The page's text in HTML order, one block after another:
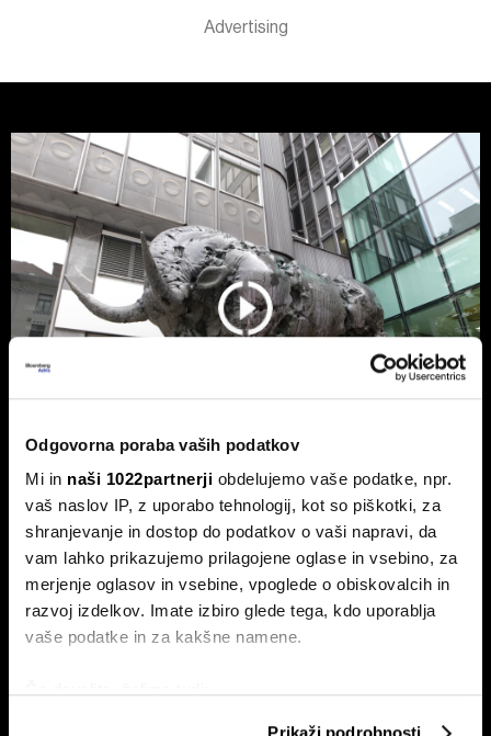
Odgovorna poraba vaših podatkov
Mi in naši 1022partnerji obdelujemo vaše podatke, npr.
vaš naslov IP, z uporabo tehnologij, kot so piškotki, za
shranjevanje in dostop do podatkov o vaši napravi, da
vam lahko prikazujemo prilagojene oglase in vsebino, za
merjenje oglasov in vsebine, vpoglede o obiskovalcih in
razvoj izdelkov. Imate izbiro glede tega, kdo uporablja
vaše podatke in za kakšne namene.
ETF-tekma Hrvatov in Slovencev na
Ljubljanski borzi: kdo zmaguje s
košarico slovenskih delnic
Primerjali smo promet, donosnost in stroške dveh ETF-ov,
ki sledita slovenskemu delniškemu indeksu SBITOP TR -
Ilirikin SLOTR in InterCapitalov ICSLO.